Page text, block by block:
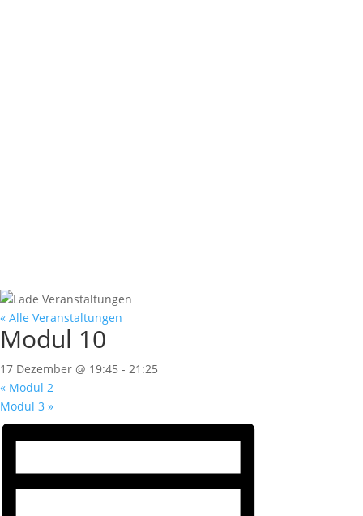
« Alle Veranstaltungen
Modul 10
17 Dezember @ 19:45 - 21:25
« Modul 2
Modul 3 »